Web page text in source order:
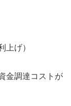
上げ）
金調達コストが